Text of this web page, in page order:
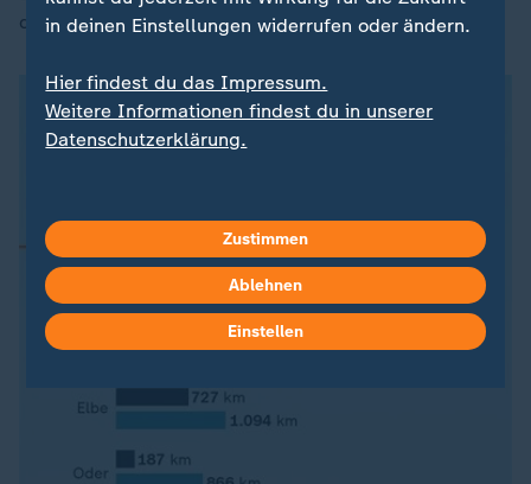
die Nase vorn:
in deinen Einstellungen widerrufen oder ändern.
Hier findest du das Impressum.
Weitere Informationen findest du in unserer
Datenschutzerklärung.
Zustimmen
Ablehnen
Einstellen